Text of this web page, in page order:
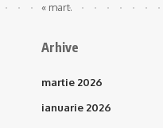
« mart.
Arhive
martie 2026
ianuarie 2026